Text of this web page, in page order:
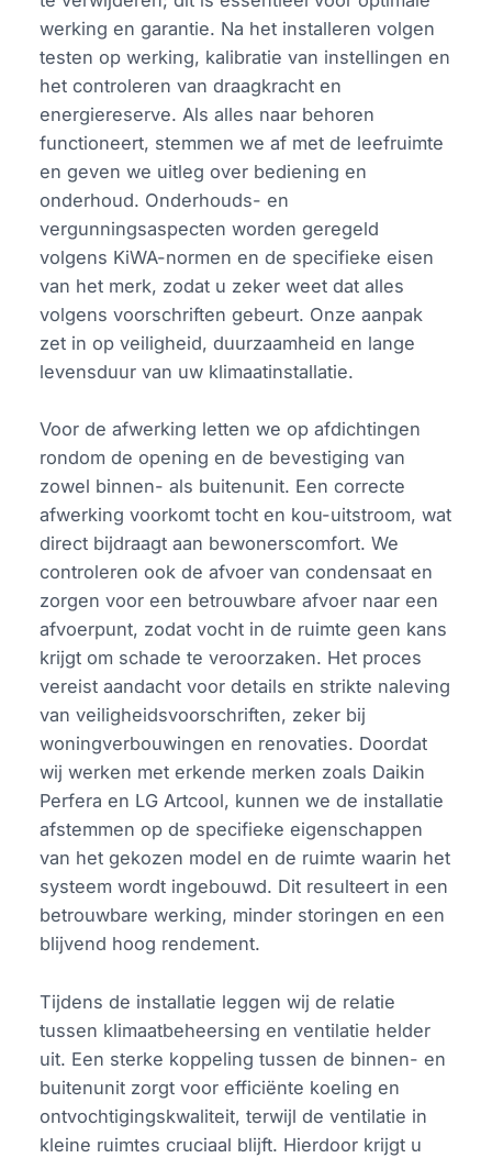
werking en garantie. Na het installeren volgen
testen op werking, kalibratie van instellingen en
het controleren van draagkracht en
energiereserve. Als alles naar behoren
functioneert, stemmen we af met de leefruimte
en geven we uitleg over bediening en
onderhoud. Onderhouds- en
vergunningsaspecten worden geregeld
volgens KiWA-normen en de specifieke eisen
van het merk, zodat u zeker weet dat alles
volgens voorschriften gebeurt. Onze aanpak
zet in op veiligheid, duurzaamheid en lange
levensduur van uw klimaatinstallatie.
Voor de afwerking letten we op afdichtingen
rondom de opening en de bevestiging van
zowel binnen- als buitenunit. Een correcte
afwerking voorkomt tocht en kou-uitstroom, wat
direct bijdraagt aan bewonerscomfort. We
controleren ook de afvoer van condensaat en
zorgen voor een betrouwbare afvoer naar een
afvoerpunt, zodat vocht in de ruimte geen kans
krijgt om schade te veroorzaken. Het proces
vereist aandacht voor details en strikte naleving
van veiligheidsvoorschriften, zeker bij
woningverbouwingen en renovaties. Doordat
wij werken met erkende merken zoals Daikin
Perfera en LG Artcool, kunnen we de installatie
afstemmen op de specifieke eigenschappen
van het gekozen model en de ruimte waarin het
systeem wordt ingebouwd. Dit resulteert in een
betrouwbare werking, minder storingen en een
blijvend hoog rendement.
Tijdens de installatie leggen wij de relatie
tussen klimaatbeheersing en ventilatie helder
uit. Een sterke koppeling tussen de binnen- en
buitenunit zorgt voor efficiënte koeling en
ontvochtigingskwaliteit, terwijl de ventilatie in
kleine ruimtes cruciaal blijft. Hierdoor krijgt u